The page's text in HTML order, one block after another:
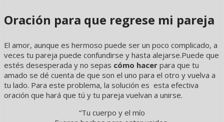
Oración para que regrese mi pareja
El amor, aunque es hermoso puede ser un poco complicado, a
veces tu pareja puede confundirse y hasta alejarse.Puede que
estés desesperada y no sepas cómo hacer para que tu
amado se dé cuenta de que son el uno para el otro y vuelva a
tu lado. Para este problema, la solución es esta efectiva
oración que hará que tú y tu pareja vuelvan a unirse.
“Tu cuerpo y el mío